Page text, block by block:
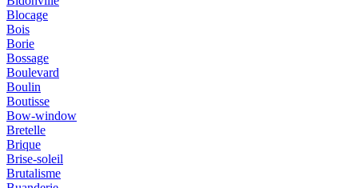
Blocage
Bois
Borie
Bossage
Boulevard
Boulin
Boutisse
Bow-window
Bretelle
Brique
Brise-soleil
Brutalisme